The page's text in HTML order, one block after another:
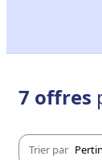
7 offres
Trier par